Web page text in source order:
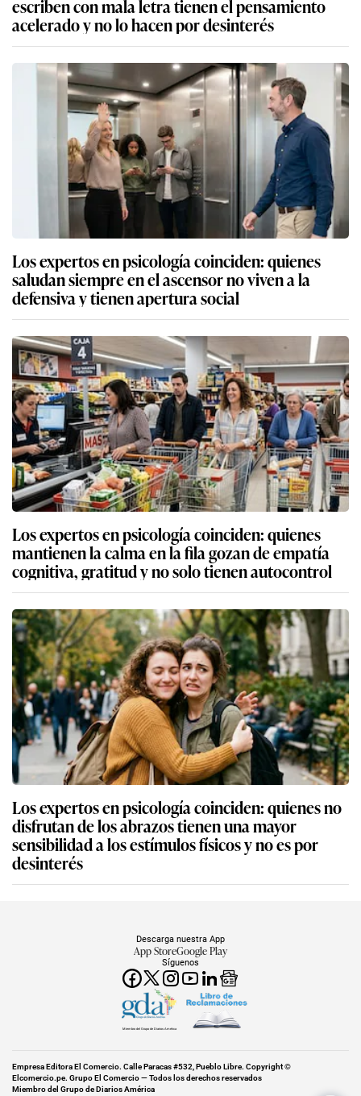
escriben con mala letra tienen el pensamiento
acelerado y no lo hacen por desinterés
Los expertos en psicología coinciden: quienes
saludan siempre en el ascensor no viven a la
defensiva y tienen apertura social
Los expertos en psicología coinciden: quienes
mantienen la calma en la fila gozan de empatía
cognitiva, gratitud y no solo tienen autocontrol
Los expertos en psicología coinciden: quienes no
disfrutan de los abrazos tienen una mayor
sensibilidad a los estímulos físicos y no es por
desinterés
Síguenos
Descarga nuestra App
App StoreGoogle Play
Miembro del Grupo de Diarios América
Empresa Editora El Comercio. Calle Paracas #532, Pueblo Libre. Copyright ©
Elcomercio.pe. Grupo El Comercio — Todos los derechos reservados
Miembro del Grupo de Diarios América